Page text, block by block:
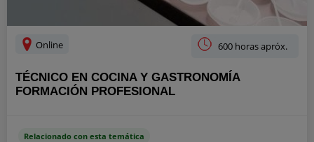
Online 600 horas apróx.
TÉCNICO EN COCINA Y GASTRONOMÍA
FORMACIÓN PROFESIONAL
Relacionado con esta temática